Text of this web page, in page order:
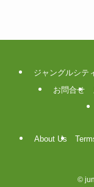
ジャングルシテ
お問合せ
About Us
©